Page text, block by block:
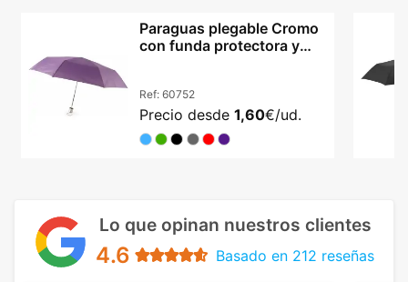
Paraguas plegable Cromo
con funda protectora y
Ref: 60752
Precio desde 1,60€/ud.
Lo que opinan nuestros clientes
4.6 Basado en 212 reseñas